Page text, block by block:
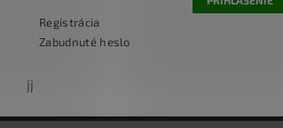
Registrácia
Zabudnuté heslo
jj